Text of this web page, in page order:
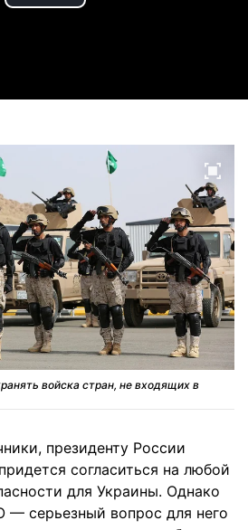
войска стран, не входящих в
президенту России
согласиться на любой
для Украины. Однако
— серьезный вопрос для него